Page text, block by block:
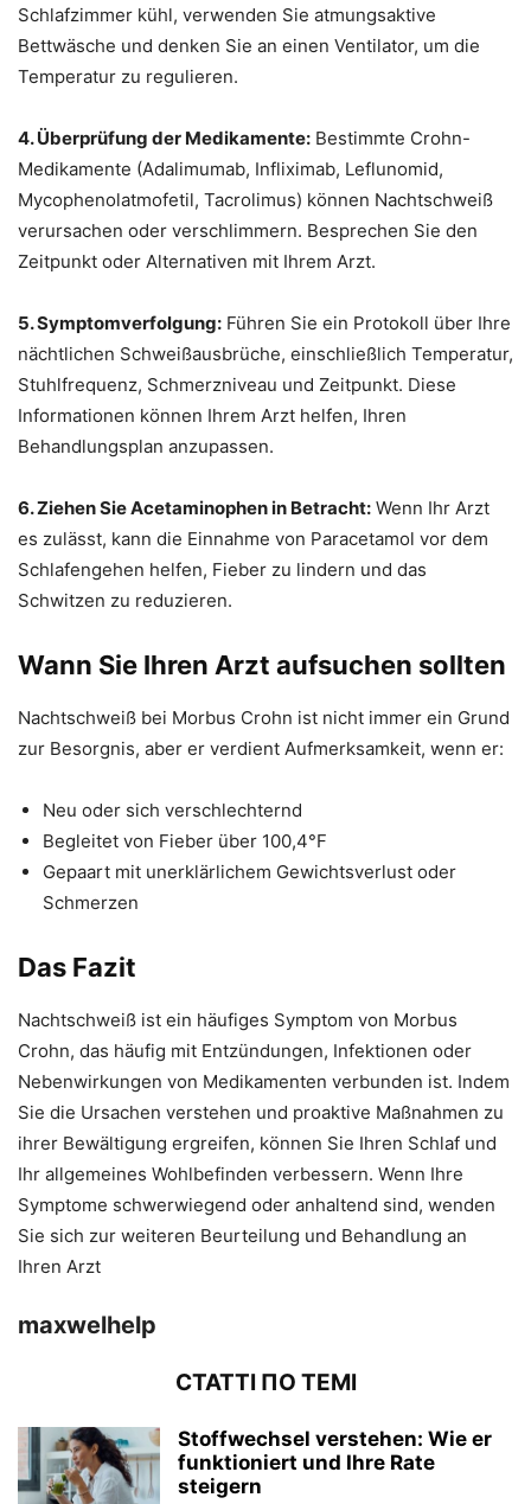
Schlafzimmer kühl, verwenden Sie atmungsaktive
Bettwäsche und denken Sie an einen Ventilator, um die
Temperatur zu regulieren.
4. Überprüfung der Medikamente: Bestimmte Crohn-
Medikamente (Adalimumab, Infliximab, Leflunomid,
Mycophenolatmofetil, Tacrolimus) können Nachtschweiß
verursachen oder verschlimmern. Besprechen Sie den
Zeitpunkt oder Alternativen mit Ihrem Arzt.
5. Symptomverfolgung: Führen Sie ein Protokoll über Ihre
nächtlichen Schweißausbrüche, einschließlich Temperatur,
Stuhlfrequenz, Schmerzniveau und Zeitpunkt. Diese
Informationen können Ihrem Arzt helfen, Ihren
Behandlungsplan anzupassen.
6. Ziehen Sie Acetaminophen in Betracht: Wenn Ihr Arzt
es zulässt, kann die Einnahme von Paracetamol vor dem
Schlafengehen helfen, Fieber zu lindern und das
Schwitzen zu reduzieren.
Wann Sie Ihren Arzt aufsuchen sollten
Nachtschweiß bei Morbus Crohn ist nicht immer ein Grund
zur Besorgnis, aber er verdient Aufmerksamkeit, wenn er:
Neu oder sich verschlechternd
Begleitet von Fieber über 100,4°F
Gepaart mit unerklärlichem Gewichtsverlust oder
Schmerzen
Das Fazit
Nachtschweiß ist ein häufiges Symptom von Morbus
Crohn, das häufig mit Entzündungen, Infektionen oder
Nebenwirkungen von Medikamenten verbunden ist. Indem
Sie die Ursachen verstehen und proaktive Maßnahmen zu
ihrer Bewältigung ergreifen, können Sie Ihren Schlaf und
Ihr allgemeines Wohlbefinden verbessern. Wenn Ihre
Symptome schwerwiegend oder anhaltend sind, wenden
Sie sich zur weiteren Beurteilung und Behandlung an
Ihren Arzt
maxwelhelp
СТАТТІ ПО ТЕМІ
Stoffwechsel verstehen: Wie er
funktioniert und Ihre Rate
steigern